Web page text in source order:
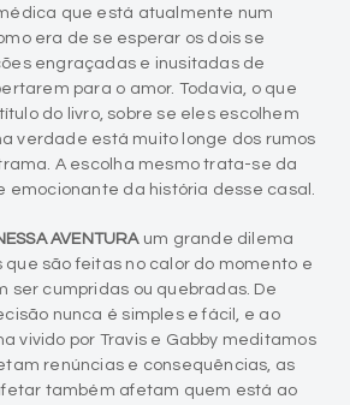
que está atualmente num
era de se esperar os dois se
engraçadas e inusitadas de
para o amor. Todavia, o que
do livro, sobre se eles escolhem
verdade está muito longe dos rumos
A escolha mesmo trata-se da
emocionante da história desse casal.
AVENTURAum grande dilema
que são feitas no calor do momento e
ser cumpridas ou quebradas. De
nunca é simples e fácil, e ao
vivido por Travis e Gabby meditamos
renúncias e consequências, as
também afetam quem está ao